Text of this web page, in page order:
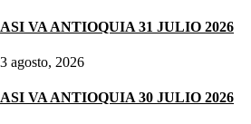
ASI VA ANTIOQUIA 31 JULIO 2026
3 agosto, 2026
ASI VA ANTIOQUIA 30 JULIO 2026